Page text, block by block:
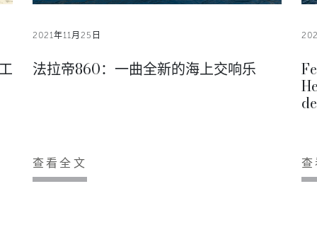
2021年11月25日
法拉帝860：一曲全新的海上交响乐
查看全文